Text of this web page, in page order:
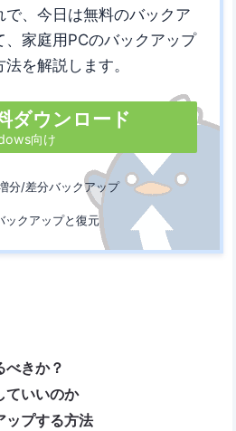
で、今日は無料のバックア
、家庭用PCのバックアップ
を解説します。
ダウンロード
向け
分/差分バックアップ
ックアップと復元
べきか？
ていいのか
ップする方法